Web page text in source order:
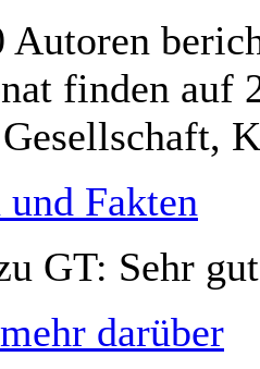
Autoren
finden auf
Fakten
GT: Sehr
darüber